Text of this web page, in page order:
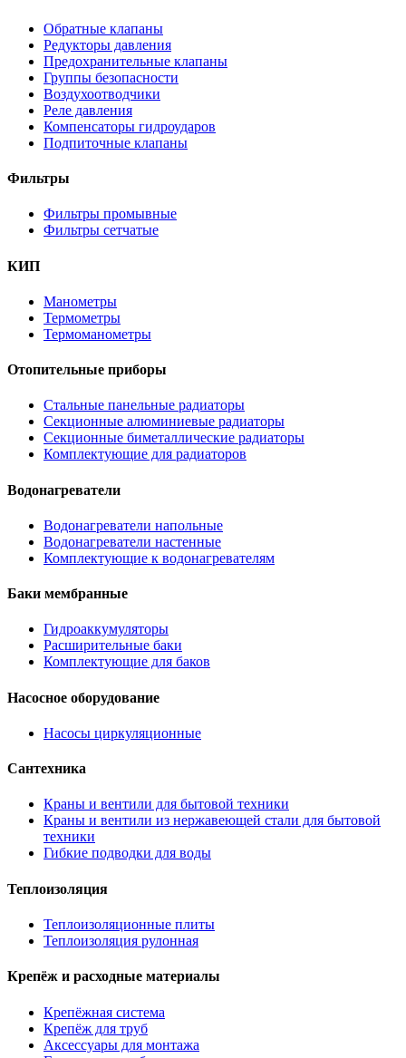
Обратные клапаны
Редукторы давления
Предохранительные клапаны
Группы безопасности
Воздухоотводчики
Реле давления
Компенсаторы гидроударов
Подпиточные клапаны
Фильтры
Фильтры промывные
Фильтры сетчатые
КИП
Манометры
Термометры
Термоманометры
Отопительные приборы
Стальные панельные радиаторы
Секционные алюминиевые радиаторы
Секционные биметаллические радиаторы
Комплектующие для радиаторов
Водонагреватели
Водонагреватели напольные
Водонагреватели настенные
Комплектующие к водонагревателям
Баки мембранные
Гидроаккумуляторы
Расширительные баки
Комплектующие для баков
Насосное оборудование
Насосы циркуляционные
Сантехника
Краны и вентили для бытовой техники
Краны и вентили из нержавеющей стали для бытовой
техники
Гибкие подводки для воды
Теплоизоляция
Теплоизоляционные плиты
Теплоизоляция рулонная
Крепёж и расходные материалы
Крепёжная система
Крепёж для труб
Аксессуары для монтажа